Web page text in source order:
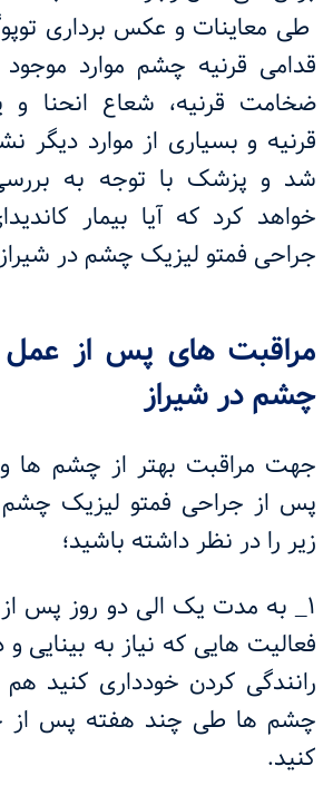
طی معاینات و عکس برداری
قدامی قرنیه چشم موارد
ضخامت قرنیه، شعاع انحنا و
قرنیه و بسیاری از موارد دیگر
شد و پزشک با توجه به
خواهد کرد که آیا بیمار
جراحی فمتو لیزیک چشم در
مراقبت های پس از عمل
چشم در شیراز
جهت مراقبت بهتر از چشم ها و
پس از جراحی فمتو لیزیک چشم
زیر را در نظر داشته باشید؛
۱_ به مدت یک الی دو روز پس از
فعالیت هایی که نیاز به بینایی
رانندگی کردن خودداری کنید هم
چشم ها طی چند هفته پس از
کنید.